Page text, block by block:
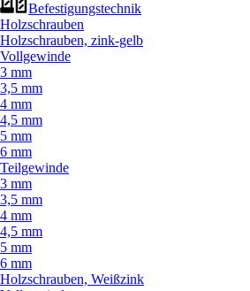
Befestigungstechnik
Holzschrauben
Holzschrauben, zink-gelb
Vollgewinde
3 mm
3,5 mm
4 mm
4,5 mm
5 mm
6 mm
Teilgewinde
3 mm
3,5 mm
4 mm
4,5 mm
5 mm
6 mm
Holzschrauben, Weißzink